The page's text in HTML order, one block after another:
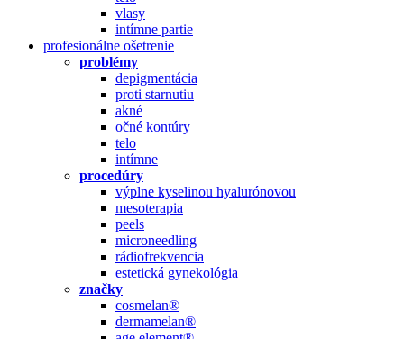
vlasy
intímne partie
profesionálne ošetrenie
problémy
depigmentácia
proti starnutiu
akné
očné kontúry
telo
intímne
procedúry
výplne kyselinou hyalurónovou
mesoterapia
peels
microneedling
rádiofrekvencia
estetická gynekológia
značky
cosmelan®
dermamelan®